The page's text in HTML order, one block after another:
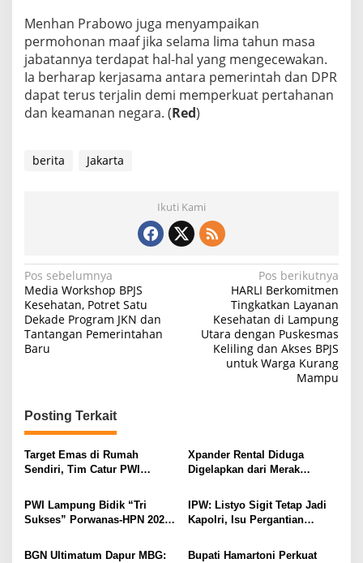
Menhan Prabowo juga menyampaikan
permohonan maaf jika selama lima tahun masa
jabatannya terdapat hal-hal yang mengecewakan.
Ia berharap kerjasama antara pemerintah dan DPR
dapat terus terjalin demi memperkuat pertahanan
dan keamanan negara. (Red)
berita Jakarta
Ikuti Kami
N
a
v
i
s
i
p
s
Pos sebelumnya
Media Workshop BPJS
Kesehatan, Potret Satu
Dekade Program JKN dan
Tantangan Pemerintahan
Baru
Pos berikutnya
HARLI Berkomitmen
Tingkatkan Layanan
Kesehatan di Lampung
Utara dengan Puskesmas
Keliling dan Akses BPJS
untuk Warga Kurang
Mampu
Posting Terkait
Target Emas di Rumah
Sendiri, Tim Catur PWI
Sekarang
Xpander Rental Diduga
Digelapkan dari Merak
Pengemudinya Prajurit TNI
AL
PWI Lampung Bidik “Tri
Sukses” Porwanas-HPN 2027:
Pariwisata Menggeliat
IPW: Listyo Sigit Tetap Jadi
Kapolri, Isu Pergantian
Kawanan Febrie Adriansyah
BGN Ultimatum Dapur MBG:
Bupati Hamartoni Perkuat